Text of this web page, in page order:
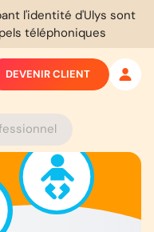
l'identité d'Ulys sont
téléphoniques
DEVENIR CLIENT